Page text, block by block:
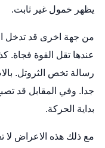
يظهر خمول غير ثابت.
من جهة اخرى قد تدخل
عندها تقل القوة
رسالة تخص الثروتل.
جدا. وفي المقابل قد
بداية الحركة.
مع ذلك هذه الاعراض لا